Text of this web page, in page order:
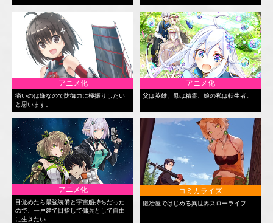
アニメ化
痛いのは嫌なので防御力に極振りしたい
と思います。
アニメ化
父は英雄、母は精霊、娘の私は転生者。
アニメ化
目覚めたら最強装備と宇宙船持ちだった
ので、一戸建て目指して傭兵として自由
に生きたい
コミカライズ
鍛冶屋ではじめる異世界スローライフ